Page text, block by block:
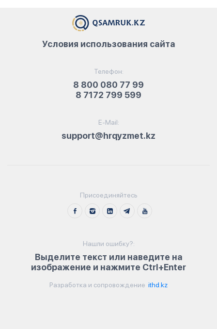
Телефон:
8 800 080 77 99
8 7172 799 599
E-Mail:
support@hrqyzmet.kz
Условия использования сайта
Присоединяйтесь
Нашли ошибку?:
Выделите текст или наведите на
изображение и нажмите Ctrl+Enter
Разработка и сопровождение ithd.kz